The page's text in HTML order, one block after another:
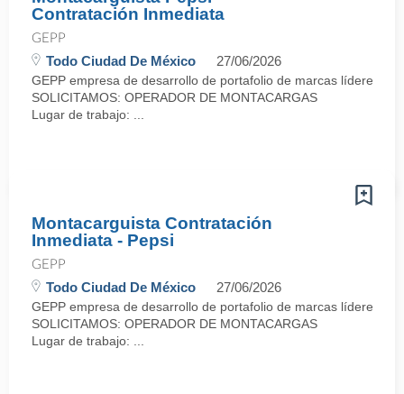
Contratación Inmediata
GEPP
Todo Ciudad De México 27/06/2026
GEPP empresa de desarrollo de portafolio de marcas líderes
SOLICITAMOS: OPERADOR DE MONTACARGAS
Lugar de trabajo: ...
Montacarguista Contratación
Inmediata - Pepsi
GEPP
Todo Ciudad De México 27/06/2026
GEPP empresa de desarrollo de portafolio de marcas líderes
SOLICITAMOS: OPERADOR DE MONTACARGAS
Lugar de trabajo: ...